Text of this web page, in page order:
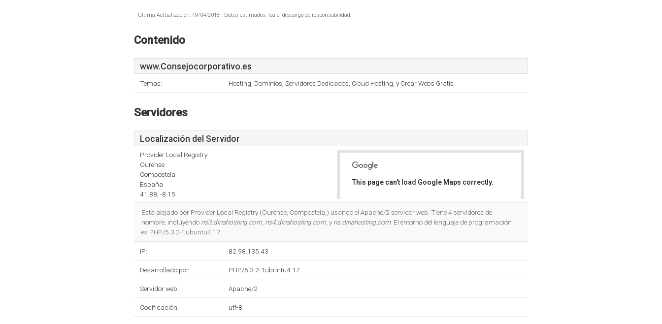
Última Actualización: 19/04/2018 . Datos estimados, lea el descargo de responsabilidad.
Contenido
www.Consejocorporativo.es
Temas: Hosting, Dominios, Servidores Dedicados, Cloud Hosting, y Crear Webs Gratis.
Servidores
Localización del Servidor
Provider Local Registry
Ourense
Compostela
España
41.88, -8.15
This page can't load Google Maps correctly.
Está alojado por Provider Local Registry (Ourense, Compostela,) usando el Apache/2 servidor web. Tiene 4 servidores de
nombre, incluyendo ns3.dinahosting.com, ns4.dinahosting.com, y ns.dinahosting.com. El entorno del lenguaje de programación
es PHP/5.3.2-1ubuntu4.17.
IP: 82.98.135.43
Desarrollado por: PHP/5.3.2-1ubuntu4.17
Servidor web: Apache/2
Codificación: utf-8